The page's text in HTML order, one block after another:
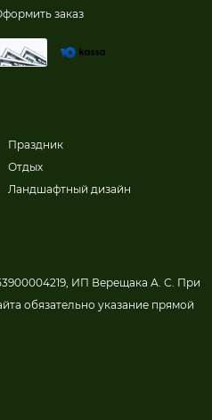
заказ
Праздник
Отдых
Ландшафтный дизайн
ИП Верещака А. С. При
обязательно указание прямой